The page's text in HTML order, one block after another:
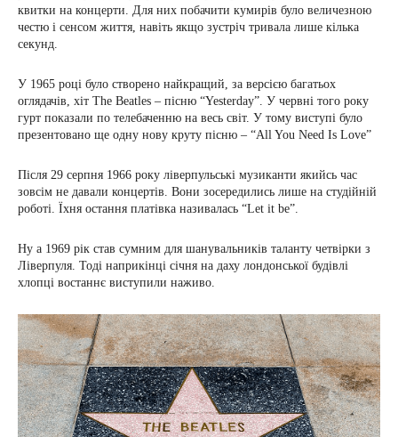
квитки на концерти. Для них побачити кумирів було величезною
честю і сенсом життя, навіть якщо зустріч тривала лише кілька
секунд.
У 1965 році було створено найкращий, за версією багатьох
оглядачів, хіт The Beatles – пісню “Yesterday”. У червні того року
гурт показали по телебаченню на весь світ. У тому виступі було
презентовано ще одну нову круту пісню – “All You Need Is Love”
Після 29 серпня 1966 року ліверпульські музиканти якийсь час
зовсім не давали концертів. Вони зосередились лише на студійній
роботі. Їхня остання платівка називалась “Let it be”.
Ну а 1969 рік став сумним для шанувальників таланту четвірки з
Ліверпуля. Тоді наприкінці січня на даху лондонської будівлі
хлопці востаннє виступили наживо.